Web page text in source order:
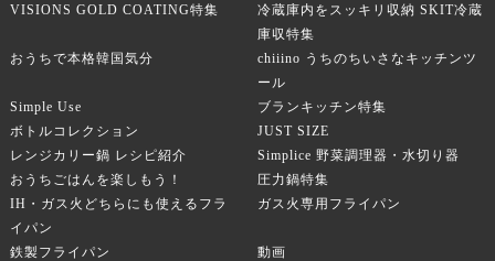
VISIONS GOLD COATING特集
冷蔵庫内をスッキリ収納 SKIT冷蔵
庫収特集
おうちで本格韓国気分
chiiino うちのちいさなキッチンツ
ール
Simple Use
ブランキッチン特集
ボトルコレクション
JUST SIZE
レンジカリー鍋 レシピ紹介
Simplice 野菜調理器・水切り器
おうちごはんを楽しもう！
圧力鍋特集
IH・ガス火どちらにも使えるフラ
イパン
ガス火専用フライパン
鉄製フライパン
動画